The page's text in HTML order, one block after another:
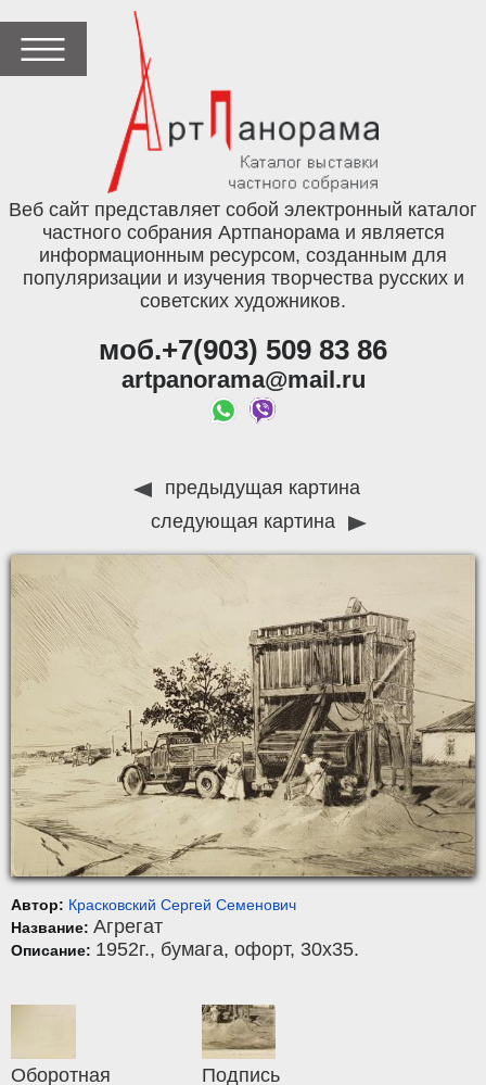
Веб сайт представляет собой электронный каталог
частного собрания Артпанорама и является
информационным ресурсом, созданным для
популяризации и изучения творчества русских и
советских художников.
моб.+7(903) 509 83 86
artpanorama@mail.ru
предыдущая картина
следующая картина
Автор: Красковский Сергей Семенович
Название: Агрегат
Описание: 1952г., бумага, офорт, 30x35.
Оборотная Подпись